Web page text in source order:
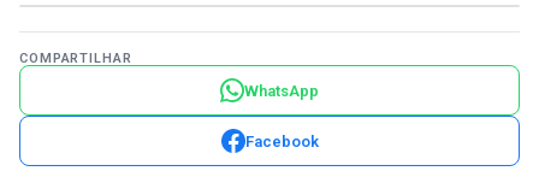
COMPARTILHAR
WhatsApp
Facebook